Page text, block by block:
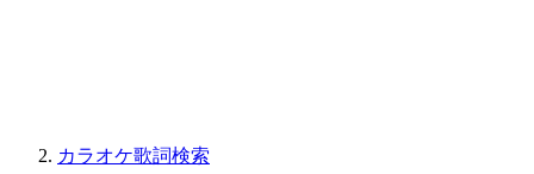
カラオケ歌詞検索